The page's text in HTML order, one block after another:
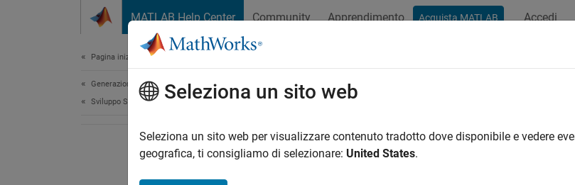
MATLAB Help Center Community Apprendimento Acquista MATLAB Accedi
Pagina iniziale della documentazione
Generazione di codice
Sviluppo SoC, ASIC e FPGASeleziona un sito web
Seleziona un sito web per visualizzare contenuto tradotto dove disponibile e vedere
geografica, ti consigliamo di selezionare: United States.